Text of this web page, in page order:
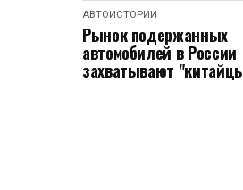
АВТОИСТОРИИ
Рынок подержанных
автомобилей в России
захватывают